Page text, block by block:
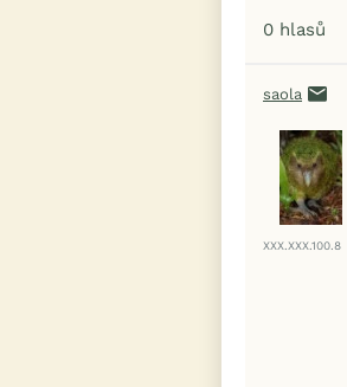
0 hlasů
saola
XXX.XXX.100.8